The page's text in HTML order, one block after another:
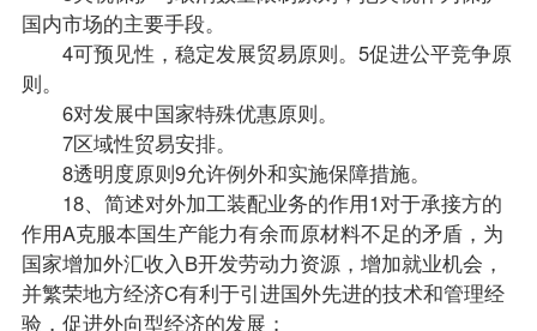
国内市场的主要手段。
4可预见性，稳定发展贸易原则。5促进公平竞争原
则。
6对发展中国家特殊优惠原则。
7区域性贸易安排。
8透明度原则9允许例外和实施保障措施。
18、简述对外加工装配业务的作用1对于承接方的
作用A克服本国生产能力有余而原材料不足的矛盾，为
国家增加外汇收入B开发劳动力资源，增加就业机会，
并繁荣地方经济C有利于引进国外先进的技术和管理经
验，促进外向型经济的发展；